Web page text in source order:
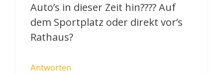
Auto’s in dieser Zeit hin???? Auf
dem Sportplatz oder direkt vor’s
Rathaus?
Antworten